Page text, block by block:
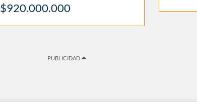
$920.000.000
PUBLICIDAD